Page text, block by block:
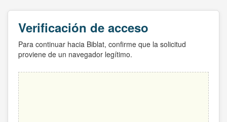
Verificación de acceso
Para continuar hacia Biblat, confirme que la solicitud
proviene de un navegador legítimo.